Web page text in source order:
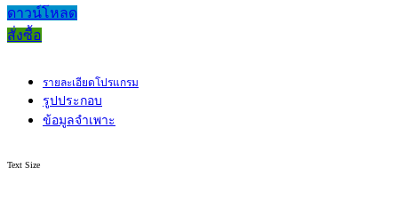
ดาวน์โหลด
สั่งซื้อ
รายละเอียดโปรแกรม
รูปประกอบ
ข้อมูลจำเพาะ
Text Size